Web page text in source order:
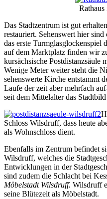
Das Stadtzentrum ist gut
restauriert. Sehenswert hier sind
das erste Turmglasglockenspiel
auf dem Marktplatz finden wir
kursächsische
Wenige Meter weiter steht die
sehenswerte Kirche entstammt
Laufe der zeit aber mehrfach
seit dem Mittelalter das
Schloss Wilsdruff, dass heute
als Wohnschloss dient.
Ebenfalls im Zentrum befindet
Wilsdruff, welches die
Entwicklungen in der
sind zudem die Schlacht bei
Möbelstadt Wilsdruff. Wilsdruff
seine Blütezeit als Möbelstadt.